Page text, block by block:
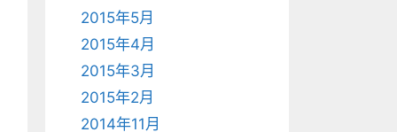
2015年5月
2015年4月
2015年3月
2015年2月
2014年11月